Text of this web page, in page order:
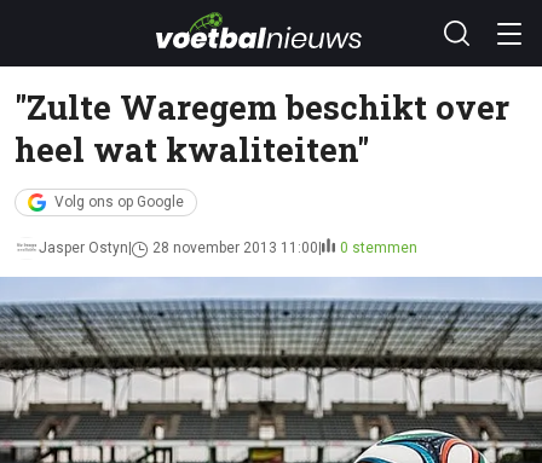
"Zulte Waregem beschikt over
heel wat kwaliteiten"
Volg ons op Google
Jasper Ostyn 28 november 2013 11:00 0 stemmen